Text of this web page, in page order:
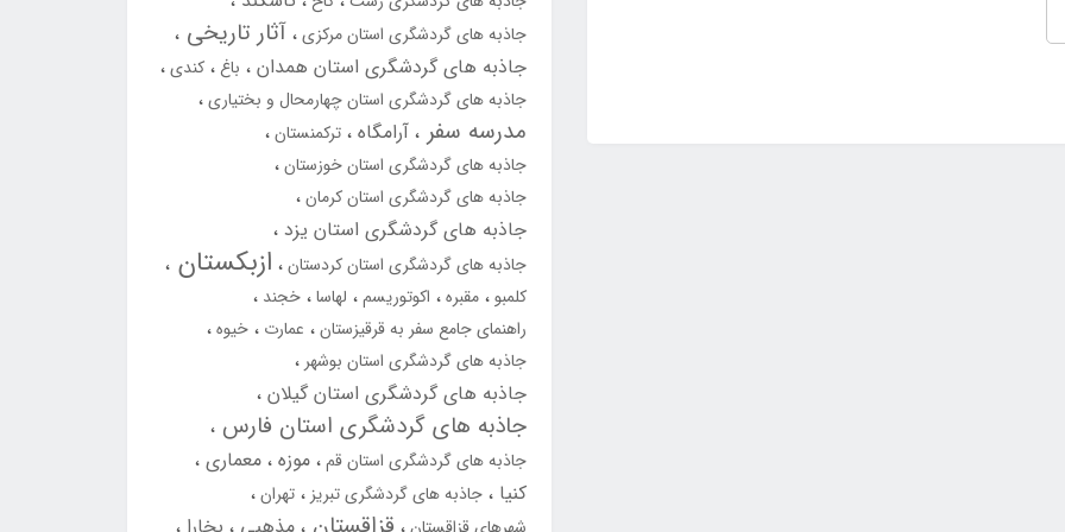
جاذبه های گردشگری استان مرکزی آثار تاریخی
جاذبه های گردشگری استان همدان باغ کندی
جاذبه های گردشگری استان چهارمحال و بختیاری
مدرسه سفر آرامگاه ترکمنستان
جاذبه های گردشگری استان خوزستان
جاذبه های گردشگری استان کرمان
جاذبه های گردشگری استان یزد
جاذبه های گردشگری استان کردستان ازبکستان
کلمبو مقبره اکوتوریسم لهاسا خجند
راهنمای جامع سفر به قرقیزستان عمارت خیوه
جاذبه های گردشگری استان بوشهر
جاذبه های گردشگری استان گیلان
جاذبه های گردشگری استان فارس
جاذبه های گردشگری استان قم موزه معماری
کنیا جاذبه های گردشگری تبریز تهران